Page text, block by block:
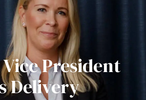
President
Delivery